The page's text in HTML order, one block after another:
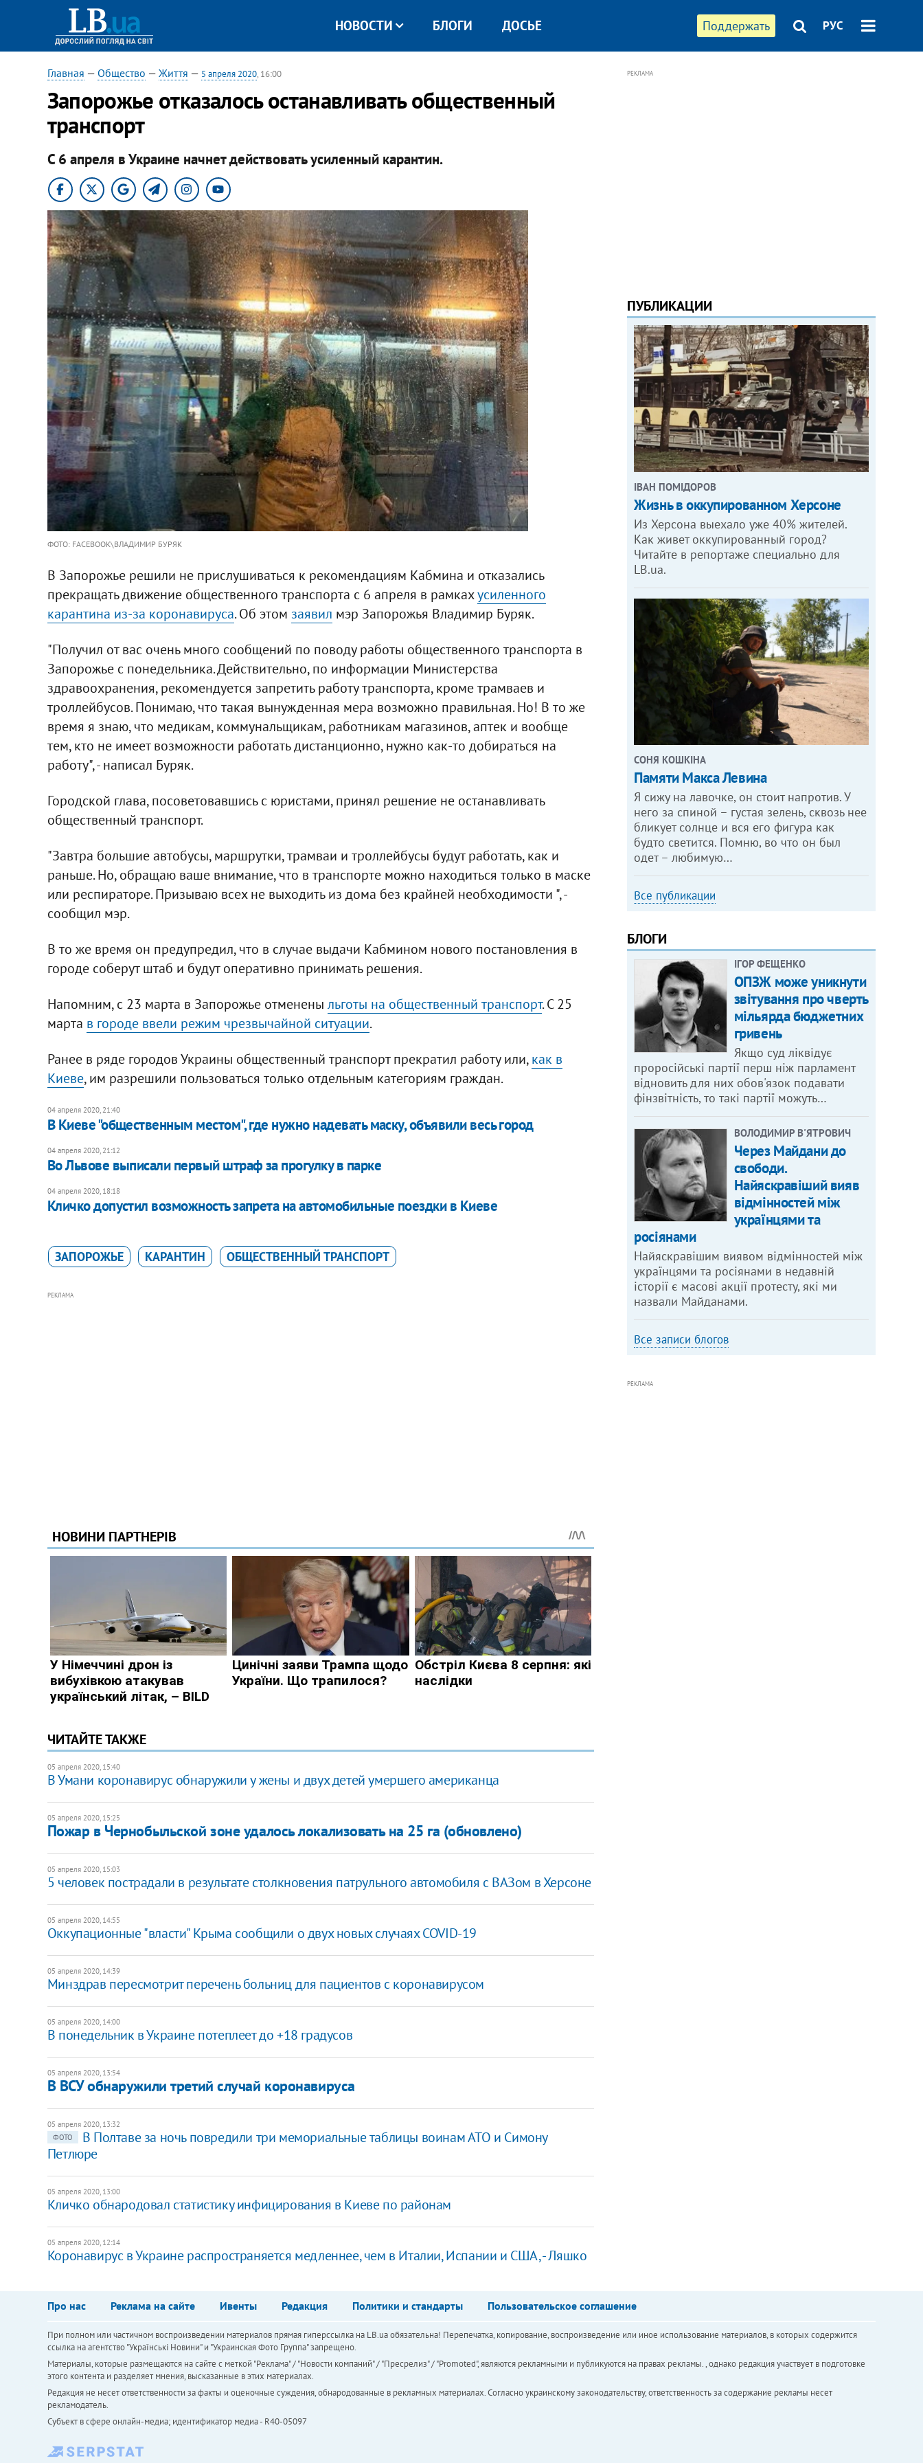
Поддержать РУС
НОВОСТИ БЛОГИ ДОСЬЕ
Главная — Общество — Життя — 5 апреля 2020, 16:00
Запорожье отказалось останавливать общественный
транспорт
С 6 апреля в Украине начнет действовать усиленный карантин.
ФОТО: FACEBOOK\ВЛАДИМИР БУРЯК
В Запорожье решили не прислушиваться к рекомендациям Кабмина и отказались
прекращать движение общественного транспорта с 6 апреля в рамкахусиленного
карантина из-за коронавируса. Об этом заявил мэр Запорожья Владимир Буряк.
"Получил от вас очень много сообщений по поводу работы общественного транспорта в
Запорожье с понедельника. Действительно, по информации Министерства
здравоохранения, рекомендуется запретить работу транспорта, кроме трамваев и
троллейбусов. Понимаю, что такая вынужденная мера возможно правильная. Но! В то же
время я знаю, что медикам, коммунальщикам, работникам магазинов, аптек и вообще
тем, кто не имеет возможности работать дистанционно, нужно как-то добираться на
работу", - написал Буряк.
Городской глава, посоветовавшись с юристами, принял решение не останавливать
общественный транспорт.
"Завтра большие автобусы, маршрутки, трамваи и троллейбусы будут работать, как и
раньше. Но, обращаю ваше внимание, что в транспорте можно находиться только в маске
или респираторе. Призываю всех не выходить из дома без крайней необходимости ", -
сообщил мэр.
В то же время он предупредил, что в случае выдачи Кабмином нового постановления в
городе соберут штаб и будут оперативно принимать решения.
Напомним, с 23 марта в Запорожье отменены льготы на общественный транспорт. С 25
марта в городе ввели режим чрезвычайной ситуации.
Ранее в ряде городов Украины общественный транспорт прекратил работу или,как в
Киеве, им разрешили пользоваться только отдельным категориям граждан.
04 апреля 2020, 21:40
В Киеве "общественным местом", где нужно надевать маску, объявили весь город
04 апреля 2020, 21:12
Во Львове выписали первый штраф за прогулку в парке
04 апреля 2020, 18:18
Кличко допустил возможность запрета на автомобильные поездки в Киеве
ЗАПОРОЖЬЕ КАРАНТИН ОБЩЕСТВЕННЫЙ ТРАНСПОРТ
РЕКЛАМА
ЧИТАЙТЕ ТАКЖЕ
05 апреля 2020, 15:40
В Умани коронавирус обнаружили у жены и двух детей умершего американца
05 апреля 2020, 15:25
Пожар в Чернобыльской зоне удалось локализовать на 25 га (обновлено)
05 апреля 2020, 15:03
5 человек пострадали в результате столкновения патрульного автомобиля с ВАЗом в Херсоне
05 апреля 2020, 14:55
Оккупационные "власти" Крыма сообщили о двух новых случаях COVID-19
05 апреля 2020, 14:39
Минздрав пересмотрит перечень больниц для пациентов с коронавирусом
05 апреля 2020, 14:00
​В понедельник в Украине потеплеет до +18 градусов
05 апреля 2020, 13:54
В ВСУ обнаружили третий случай коронавируса
05 апреля 2020, 13:32
ФОТО
В Полтаве за ночь повредили три мемориальные таблицы воинам АТО и Симону
Петлюре
05 апреля 2020, 13:00
Кличко обнародовал статистику инфицирования в Киеве по районам
05 апреля 2020, 12:14
Коронавирус в Украине распространяется медленнее, чем в Италии, Испании и США, - Ляшко
РЕКЛАМА
ПУБЛИКАЦИИ
ІВАН ПОМІДОРОВ
Жизнь в оккупированном Херсоне
Из Херсона выехало уже 40% жителей.
Как живет оккупированный город?
Читайте в репортаже специально для
LB.ua.
СОНЯ КОШКІНА
Памяти Макса Левина
Я сижу на лавочке, он стоит напротив. У
него за спиной – густая зелень, сквозь нее
бликует солнце и вся его фигура как
будто светится. Помню, во что он был
одет – любимую…
Все публикации
БЛОГИ
ІГОР ФЕЩЕНКО
ОПЗЖ може уникнути
звітування про чверть
мільярда бюджетних
гривень
Якщо суд ліквідує
проросійські партії перш ніж парламент
відновить для них обов'язок подавати
фінзвітність, то такі партії можуть…
ВОЛОДИМИР В'ЯТРОВИЧ
Через Майдани до
свободи.
Найяскравіший вияв
відмінностей між
українцями та
росіянами
Найяскравішим виявом відмінностей між
українцями та росіянами в недавній
історії є масові акції протесту, які ми
назвали Майданами.
Все записи блогов
РЕКЛАМА
Про нас Реклама на сайте Ивенты Редакция Политики и стандарты Пользовательское соглашение
При полном или частичном воспроизведении материалов прямая гиперссылка на LB.ua обязательна! Перепечатка, копирование, воспроизведение или иное использование материалов, в которых содержится
ссылка на агентство "Українськi Новини" и "Украинская Фото Группа" запрещено.
Материалы, которые размещаются на сайте с меткой "Реклама" / "Новости компаний" / "Пресрелиз" / "Promoted", являются рекламными и публикуются на правах рекламы. , однако редакция участвует в подготовке
этого контента и разделяет мнения, высказанные в этих материалах.
Редакция не несет ответственности за факты и оценочные суждения, обнародованные в рекламных материалах. Согласно украинскому законодательству, ответственность за содержание рекламы несет
рекламодатель.
Субъект в сфере онлайн-медиа; идентификатор медиа - R40-05097